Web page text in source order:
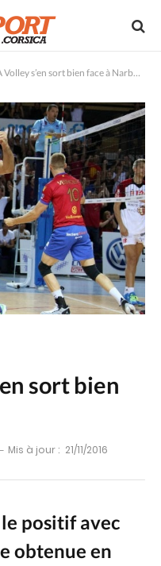
s’en sort bien face à Narbonne
sort bien
Mis à jour : 21/11/2016
positif avec
obtenue en